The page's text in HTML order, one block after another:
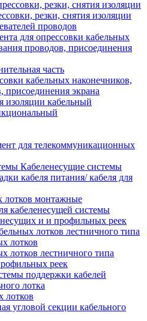
резки, снятия изоляции
проводов
для опрессовки кабельных
проводов, присоединения
часть
кабельных наконечников,
присоединения экрана
изоляции кабельный
для телекоммуникационных
Кабеленесущие системы
кабеля питания/ кабеля для
лотков монтажные
кабеленесущей системы
и и профильных реек
лотков лестничного типа
лотков
лотков лестничного типа
реек
поддержки кабелей
лотка
лотков
угловой секции кабельного